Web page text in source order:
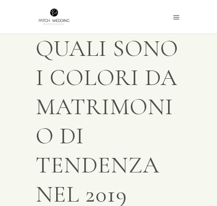
QUALI SONO
I COLORI DA
MATRIMONI
O DI
TENDENZA
NEL 2019